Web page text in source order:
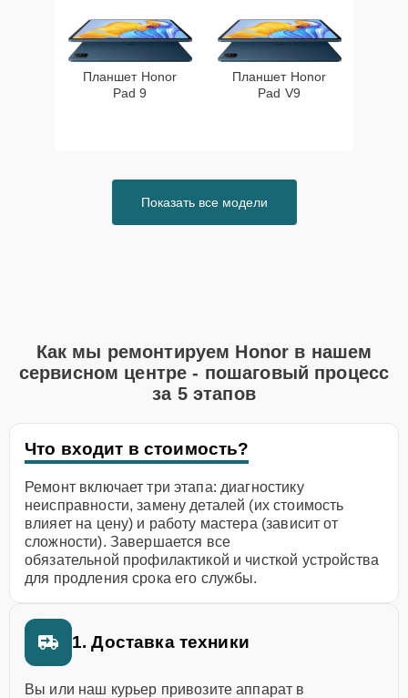
Планшет Honor
Pad 9
Планшет Honor
Pad V9
Показать все модели
Как мы ремонтируем Honor в нашем
сервисном центре - пошаговый процесс
за 5 этапов
Что входит в стоимость?
Ремонт включает три этапа: диагностику
неисправности, замену деталей (их стоимость
влияет на цену) и работу мастера (зависит от
сложности). Завершается все
обязательной профилактикой и чисткой устройства
для продления срока его службы.
1. Доставка техники
Вы или наш курьер привозите аппарат в